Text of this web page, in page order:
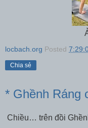
locbach.org Posted
Chia sẻ
* Ghềnh Ráng
Chiều… trên đồi